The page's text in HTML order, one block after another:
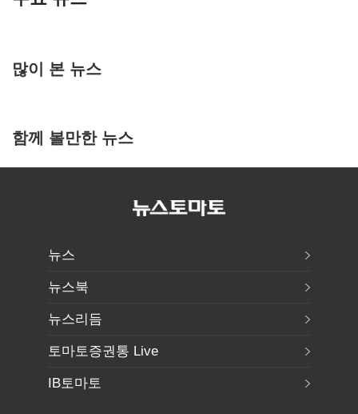
많이 본 뉴스
함께 볼만한 뉴스
뉴스
뉴스북
뉴스리듬
토마토증권통 Live
IB토마토